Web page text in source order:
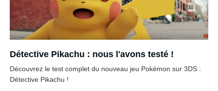
Détective Pikachu : nous l'avons testé !
Découvrez le test complet du nouveau jeu Pokémon sur 3DS :
Détective Pikachu !